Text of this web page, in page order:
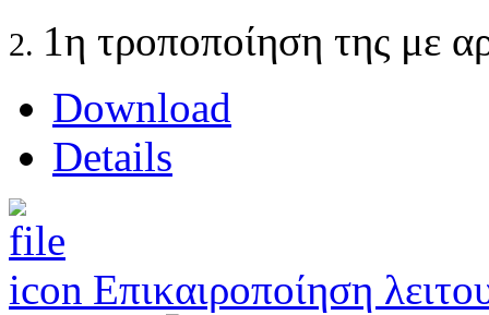
2. 1η τροποποίηση της με
Download
Details
Επικαιροποίηση